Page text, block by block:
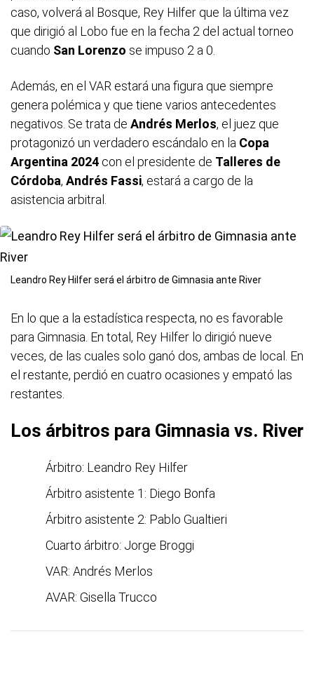
caso, volverá al Bosque, Rey Hilfer que la última vez
que dirigió al Lobo fue en la fecha 2 del actual torneo
cuando San Lorenzo se impuso 2 a 0.
Además, en el VAR estará una figura que siempre
genera polémica y que tiene varios antecedentes
negativos. Se trata de Andrés Merlos, el juez que
protagonizó un verdadero escándalo en la Copa
Argentina 2024 con el presidente de Talleres de
Córdoba, Andrés Fassi, estará a cargo de la
asistencia arbitral.
Leandro Rey Hilfer será el árbitro de Gimnasia ante River
En lo que a la estadística respecta, no es favorable
para Gimnasia. En total, Rey Hilfer lo dirigió nueve
veces, de las cuales solo ganó dos, ambas de local. En
el restante, perdió en cuatro ocasiones y empató las
restantes.
Los árbitros para Gimnasia vs. River
Árbitro: Leandro Rey Hilfer
Árbitro asistente 1: Diego Bonfa
Árbitro asistente 2: Pablo Gualtieri
Cuarto árbitro: Jorge Broggi
VAR: Andrés Merlos
AVAR: Gisella Trucco